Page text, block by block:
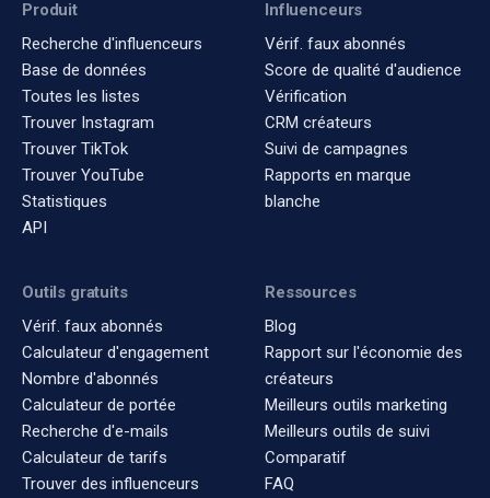
Produit
Recherche d'influenceurs
Base de données
Toutes les listes
Trouver Instagram
Trouver TikTok
Trouver YouTube
Statistiques
API
Influenceurs
Vérif. faux abonnés
Score de qualité d'audience
Vérification
CRM créateurs
Suivi de campagnes
Rapports en marque
blanche
Outils gratuits
Vérif. faux abonnés
Calculateur d'engagement
Nombre d'abonnés
Calculateur de portée
Recherche d'e-mails
Calculateur de tarifs
Trouver des influenceurs
Ressources
Blog
Rapport sur l'économie des
créateurs
Meilleurs outils marketing
Meilleurs outils de suivi
Comparatif
FAQ